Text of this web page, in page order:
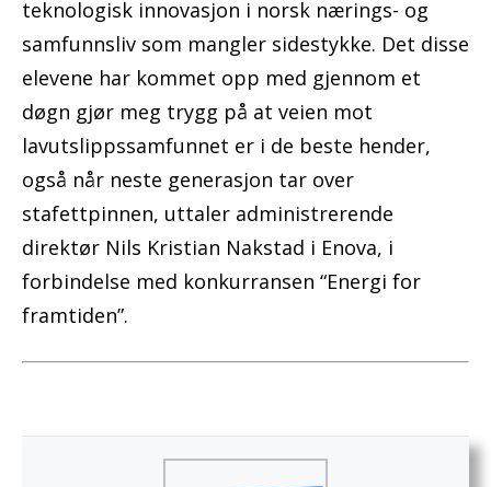
teknologisk innovasjon i norsk nærings- og
samfunnsliv som mangler sidestykke. Det disse
elevene har kommet opp med gjennom et
døgn gjør meg trygg på at veien mot
lavutslippssamfunnet er i de beste hender,
også når neste generasjon tar over
stafettpinnen, uttaler administrerende
direktør Nils Kristian Nakstad i Enova, i
forbindelse med konkurransen “Energi for
framtiden”.